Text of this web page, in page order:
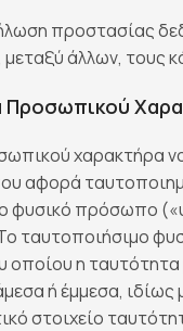
προστασίας
άλλων, τους
χαρακτήρα
αφορά
φυσικό πρόσωπο
ταυτοποιήσιμο
οποίου η
ή έμμεσα,
στοιχείο